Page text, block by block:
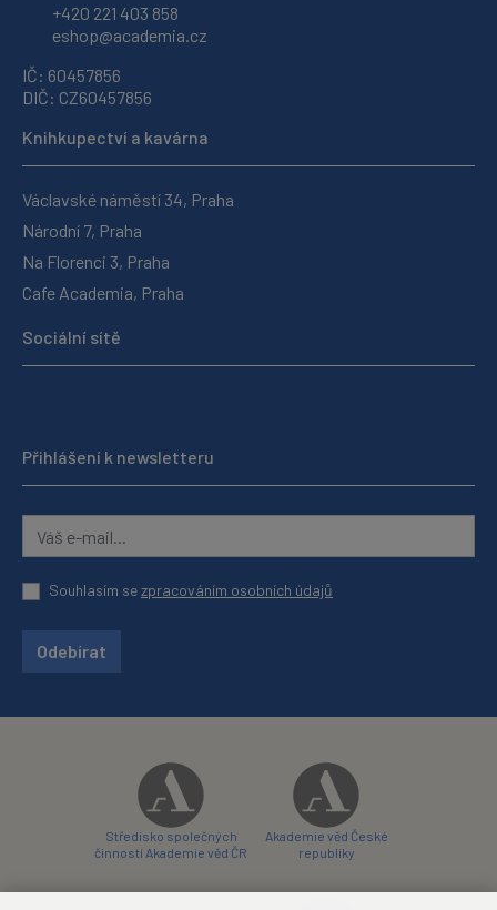
+420 221 403 858
eshop@academia.cz
IČ: 60457856
DIČ: CZ60457856
Knihkupectví a kavárna
Václavské náměstí 34, Praha
Národní 7, Praha
Na Florenci 3, Praha
Cafe Academia, Praha
Sociální sítě
Přihlášení k newsletteru
Souhlasím sezpracováním osobních údajů
Odebírat
Středisko společných
činností Akademie věd ČR
Akademie věd České
republiky